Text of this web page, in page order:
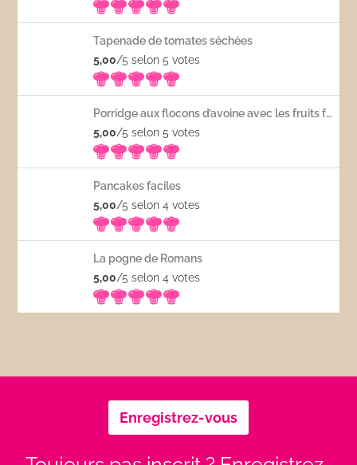
Tapenade de tomates séchées
5,00/5 selon 5votes
Porridge aux flocons d’avoine avec les fruits frais
5,00/5 selon 5votes
Pancakes faciles
5,00/5 selon 4votes
La pogne de Romans
5,00/5 selon 4votes
Enregistrez-vous